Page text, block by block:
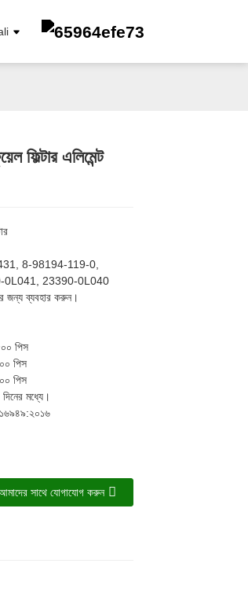
এয়ার ফিল্টার
ফিল্টার এলিমেন্ট
8-98194-119-0,
0L041, 23390-0L040
জন্য ব্যবহার করুন।
পিস
পিস
পিস
মধ্যে।
সাথে যোগাযোগ করুন